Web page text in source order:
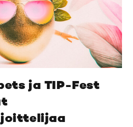
ja TIP-Fest